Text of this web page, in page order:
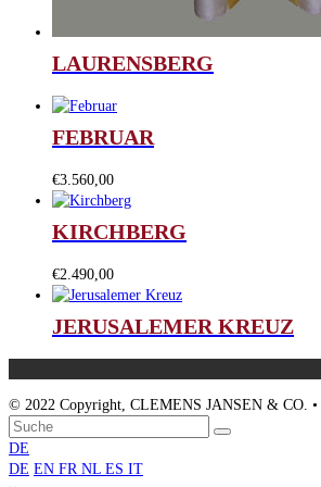
LAURENSBERG
FEBRUAR
€3.560,00
KIRCHBERG
€2.490,00
JERUSALEMER KREUZ
© 2022 Copyright, CLEMENS JANSEN & CO. •
An
den
Anfang
Suche
Senden
DE
DE EN FR NL ES IT